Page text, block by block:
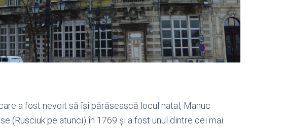
a fost nevoit să își părăsească locul natal, Manuc
(Rusciuk pe atunci) în 1769 și a fost unul dintre cei mai